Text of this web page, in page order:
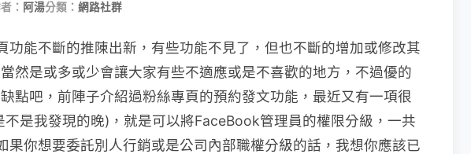
： 阿湯分類： 網路社群
功能不斷的推陳出新，有些功能不見了，但也不斷的增加或修改其
然是或多或少會讓大家有些不適應或是不喜歡的地方，不過優的
點吧，前陣子介紹過粉絲專頁的預約發文功能，最近又有一項很
不是我發現的晚)，就是可以將FaceBook管理員的權限分級，一共
果你想要委託別人行銷或是公司內部職權分級的話，我想你應該已